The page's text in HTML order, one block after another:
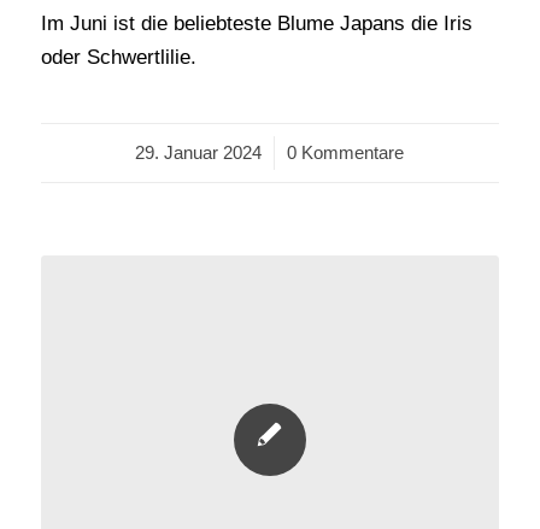
Im Juni ist die beliebteste Blume Japans die Iris
oder Schwertlilie.
29. Januar 2024
/ 0 Kommentare